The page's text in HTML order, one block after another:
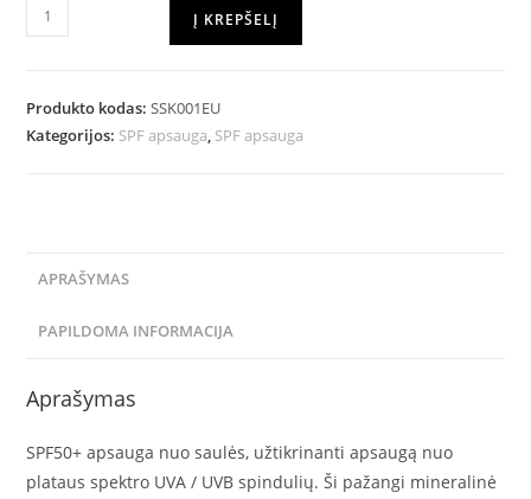
Į KREPŠELĮ
Produkto kodas:SSK001EU
Kategorijos: SPF apsauga, SPF apsauga
APRAŠYMAS
PAPILDOMA INFORMACIJA
Aprašymas
SPF50+ apsauga nuo saulės, užtikrinanti apsaugą nuo
plataus spektro UVA / UVB spindulių. Ši pažangi mineralinė